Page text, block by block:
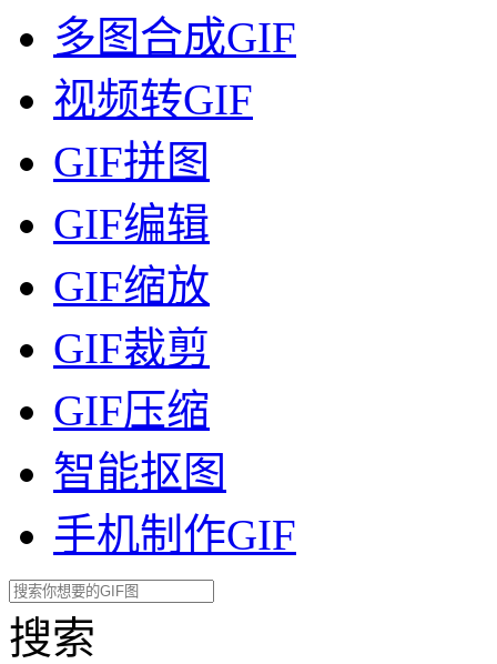
多图合成GIF
视频转GIF
GIF拼图
GIF编辑
GIF缩放
GIF裁剪
GIF压缩
智能抠图
手机制作GIF
搜索